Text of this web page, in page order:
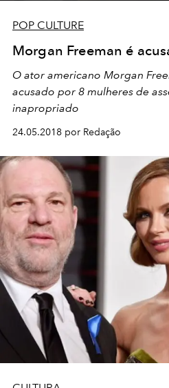
POP CULTURE
Morgan Freeman é
O ator americano Morgan
acusado por 8 mulheres de
inapropriado
24.05.2018 por Redação